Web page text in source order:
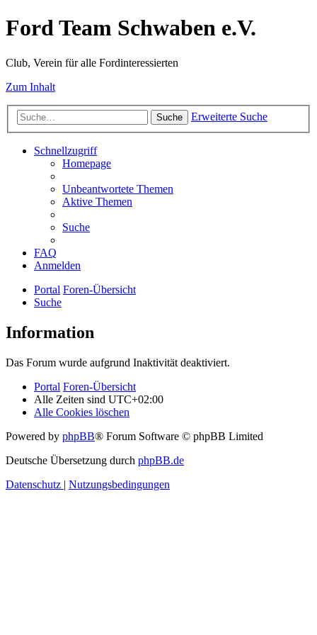
Ford Team Schwaben e.V.
Club, Verein für alle Fordinteressierten
Zum Inhalt
Suche Erweiterte Suche
Schnellzugriff
Homepage
Unbeantwortete Themen
Aktive Themen
Suche
FAQ
Anmelden
Portal Foren-Übersicht
Suche
Information
Das Forum wurde aufgrund Inaktivität deaktiviert.
Portal Foren-Übersicht
Alle Zeiten sind UTC+02:00
Alle Cookies löschen
Powered by phpBB® Forum Software © phpBB Limited
Deutsche Übersetzung durch phpBB.de
Datenschutz | Nutzungsbedingungen